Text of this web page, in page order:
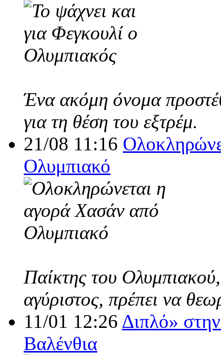
Ένα ακόμη όνομα
για τη θέση του εξτρέμ.
21/08 11:16
Ολυμπιακό
Παίκτης του
αγύριστος, πρέπει να
11/01 12:26 Διπλό»
Βαλένθια